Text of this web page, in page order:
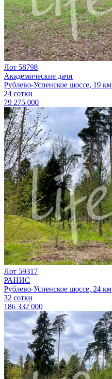
Лот 58798
Академические дачи
Рублево-Успенское шоссе, 19 км
24 сотки
79 275 000
Лот 59317
РАНИС
Рублево-Успенское шоссе, 24 км
32 сотки
186 332 000